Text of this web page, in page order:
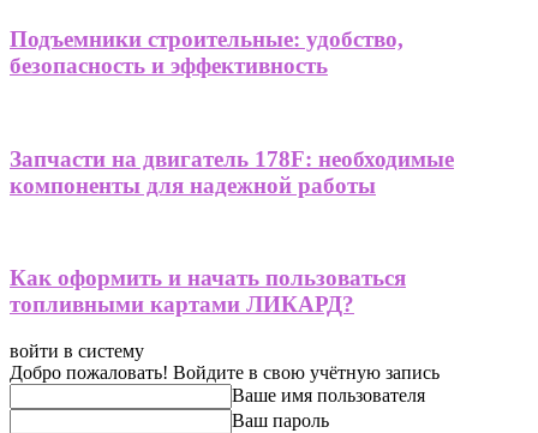
Подъемники строительные: удобство,
безопасность и эффективность
Запчасти на двигатель 178F: необходимые
компоненты для надежной работы
Как оформить и начать пользоваться
топливными картами ЛИКАРД?
войти в систему
Добро пожаловать! Войдите в свою учётную запись
Ваше имя пользователя
Ваш пароль